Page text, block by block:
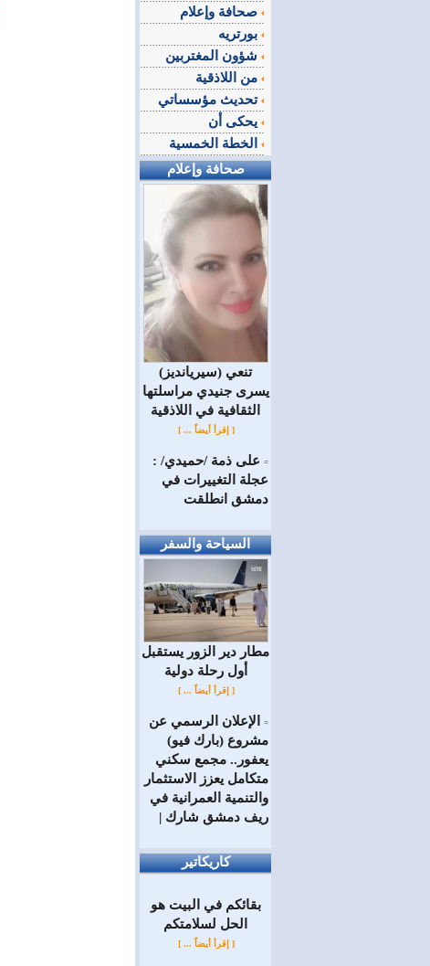
تحديث مؤسساتي
صحافة وإعلام
(سيريانديز) تنعي
يسرى جنيدي مراسلتها
الثقافية في اللاذقية
[ إقرأ أيضاً ... ]
= على ذمة /حميدي/ :
عجلة التغييرات في
دمشق انطلقت
السياحة والسفر
مطار دير الزور يستقبل
أول رحلة دولية
[ إقرأ أيضاً ... ]
=
الإعلان الرسمي عن
مشروع (بارك فيو)
يعفور.. مجمع سكني
متكامل يعزز الاستثمار
والتنمية العمرانية في
ريف دمشق شارك |
كاريكاتير
بقائكم في البيت هو
الحل لسلامتكم
[ إقرأ أيضاً ... ]